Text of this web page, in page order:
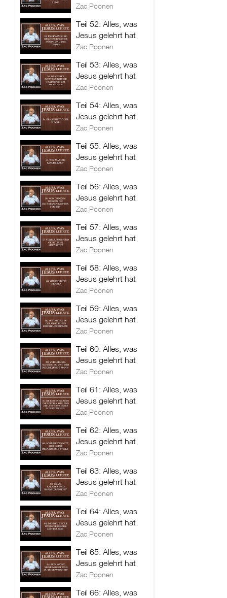
Zac Poonen
Teil 52: Alles, was
Jesus gelehrt hat
Zac Poonen
Teil 53: Alles, was
Jesus gelehrt hat
Zac Poonen
Teil 54: Alles, was
Jesus gelehrt hat
Zac Poonen
Teil 55: Alles, was
Jesus gelehrt hat
Zac Poonen
Teil 56: Alles, was
Jesus gelehrt hat
Zac Poonen
Teil 57: Alles, was
Jesus gelehrt hat
Zac Poonen
Teil 58: Alles, was
Jesus gelehrt hat
Zac Poonen
Teil 59: Alles, was
Jesus gelehrt hat
Zac Poonen
Teil 60: Alles, was
Jesus gelehrt hat
Zac Poonen
Teil 61: Alles, was
Jesus gelehrt hat
Zac Poonen
Teil 62: Alles, was
Jesus gelehrt hat
Zac Poonen
Teil 63: Alles, was
Jesus gelehrt hat
Zac Poonen
Teil 64: Alles, was
Jesus gelehrt hat
Zac Poonen
Teil 65: Alles, was
Jesus gelehrt hat
Zac Poonen
Teil 66: Alles, was